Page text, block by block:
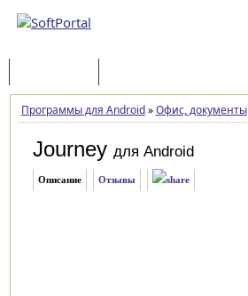
Программы для Android»Офис, документы
Journey для Android
Описание Отзывы